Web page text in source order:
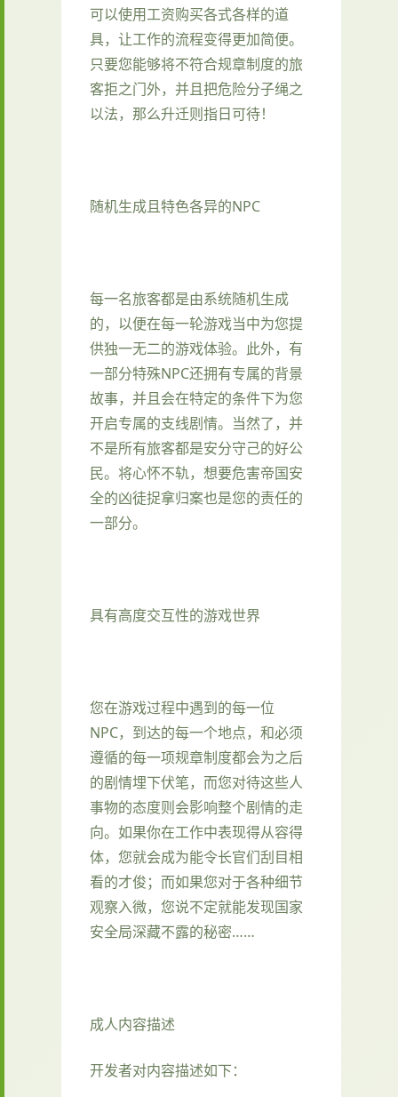
可以使用工资购买各式各样的道
具，让工作的流程变得更加简便。
只要您能够将不符合规章制度的旅
客拒之门外，并且把危险分子绳之
以法，那么升迁则指日可待！
随机生成且特色各异的NPC
每一名旅客都是由系统随机生成
的，以便在每一轮游戏当中为您提
供独一无二的游戏体验。此外，有
一部分特殊NPC还拥有专属的背景
故事，并且会在特定的条件下为您
开启专属的支线剧情。当然了，并
不是所有旅客都是安分守己的好公
民。将心怀不轨，想要危害帝国安
全的凶徒捉拿归案也是您的责任的
一部分。
具有高度交互性的游戏世界
您在游戏过程中遇到的每一位
NPC，到达的每一个地点，和必须
遵循的每一项规章制度都会为之后
的剧情埋下伏笔，而您对待这些人
事物的态度则会影响整个剧情的走
向。如果你在工作中表现得从容得
体，您就会成为能令长官们刮目相
看的才俊；而如果您对于各种细节
观察入微，您说不定就能发现国家
安全局深藏不露的秘密……
成人内容描述
开发者对内容描述如下：